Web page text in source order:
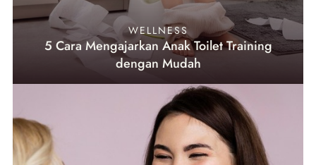
WELLNESS
5 Cara Mengajarkan Anak Toilet Training
dengan Mudah